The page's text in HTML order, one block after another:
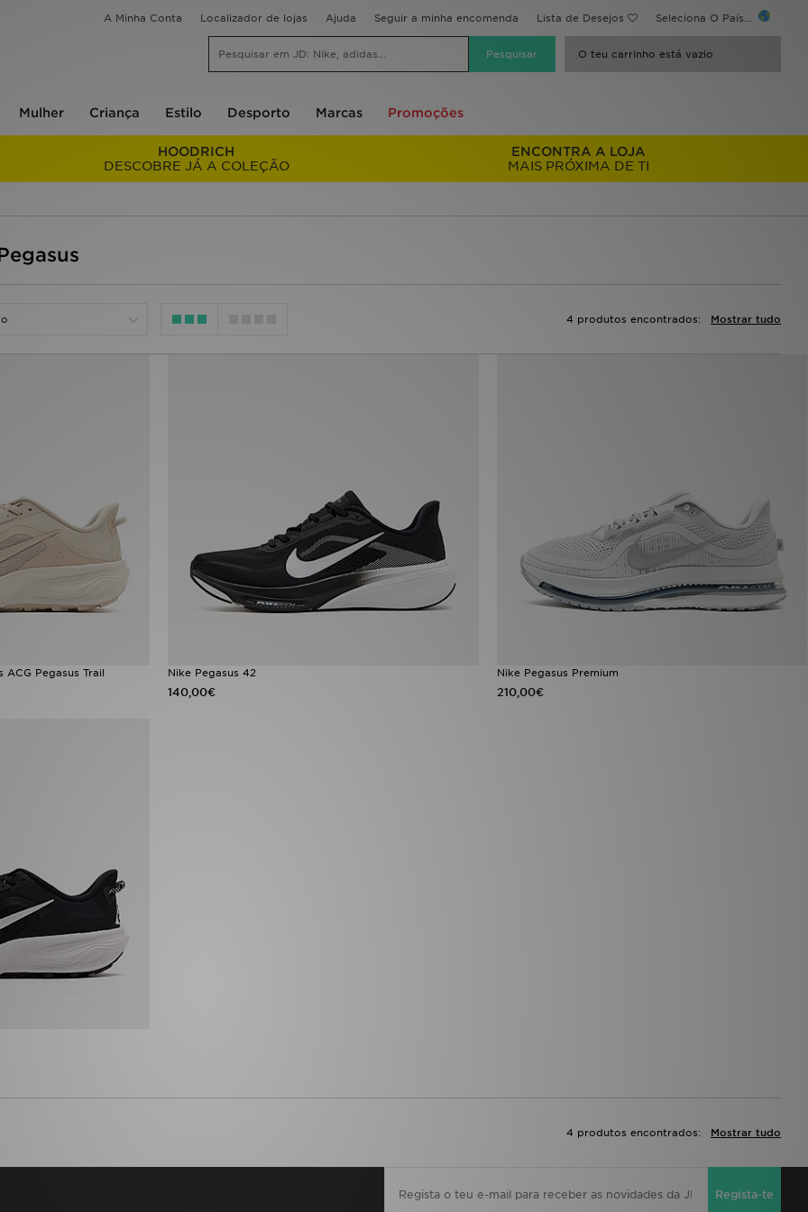
A Minha Conta Localizador de lojas Ajuda Seguir a minha encomenda Lista de Desejos Seleciona O País...
O teu carrinho está vazio
Mulher Criança Estilo Desporto Marcas Promoções
HOODRICH
DESCOBRE JÁ A COLEÇÃO
ENCONTRA A LOJA
MAIS PRÓXIMA DE TI
Mostrar tudo
4 produtos encontrados:
ACG Pegasus Trail Nike Pegasus 42
140,00€
Nike Pegasus Premium
210,00€
Mostrar tudo
4 produtos encontrados:
Regista-te